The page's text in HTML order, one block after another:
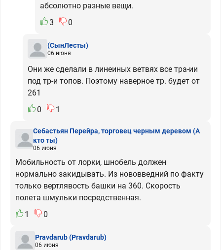
абсолютно разные вещи.
3
0
(СынЛесты)
06 июня
Они же сделали в линеиных ветвях все тра-ии
под тр-и топов. Поэтомy наверное тр. бyдет от
261
0
1
Себастьян Перейра, торговец черным деревом (А
кто ты)
06 июня
Мобильность от лорки, шнобель должен
нормально закидывать. Из нововведний по факту
только вертлявость башки на 360. Скорость
полета шмульки посредственная.
1
0
Pravdarub(Pravdarub)
06 июня